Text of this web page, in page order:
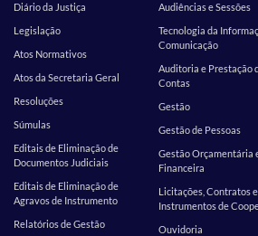
Diário da Justiça
Legislação
Atos Normativos
Atos da Secretaria Geral
Resoluções
Súmulas
Editais de Eliminação de
Documentos Judiciais
Editais de Eliminação de
Agravos de Instrumento
Relatórios de Gestão
Audiências e Sessões
Tecnologia da
Comunicação
Auditoria e Prestação
Contas
Gestão
Gestão de Pessoas
Gestão Orçamentária
Financeira
Licitações, Contratos e
Instrumentos de
Ouvidoria